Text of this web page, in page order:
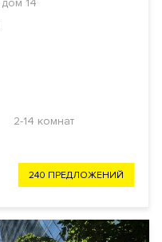
дом 14
2-14 комнат
240 ПРЕДЛОЖЕНИЙ